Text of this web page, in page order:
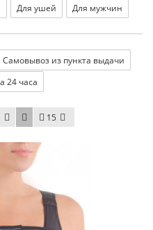
Для ушей Для мужчин
Самовывоз из пункта выдачи
24 часа
15